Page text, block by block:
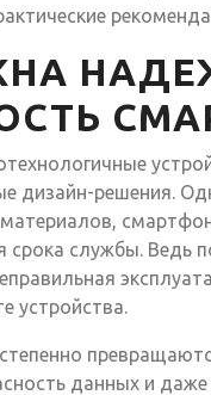
дизайн-решения.
службы. Ведь
устройства.
данных и